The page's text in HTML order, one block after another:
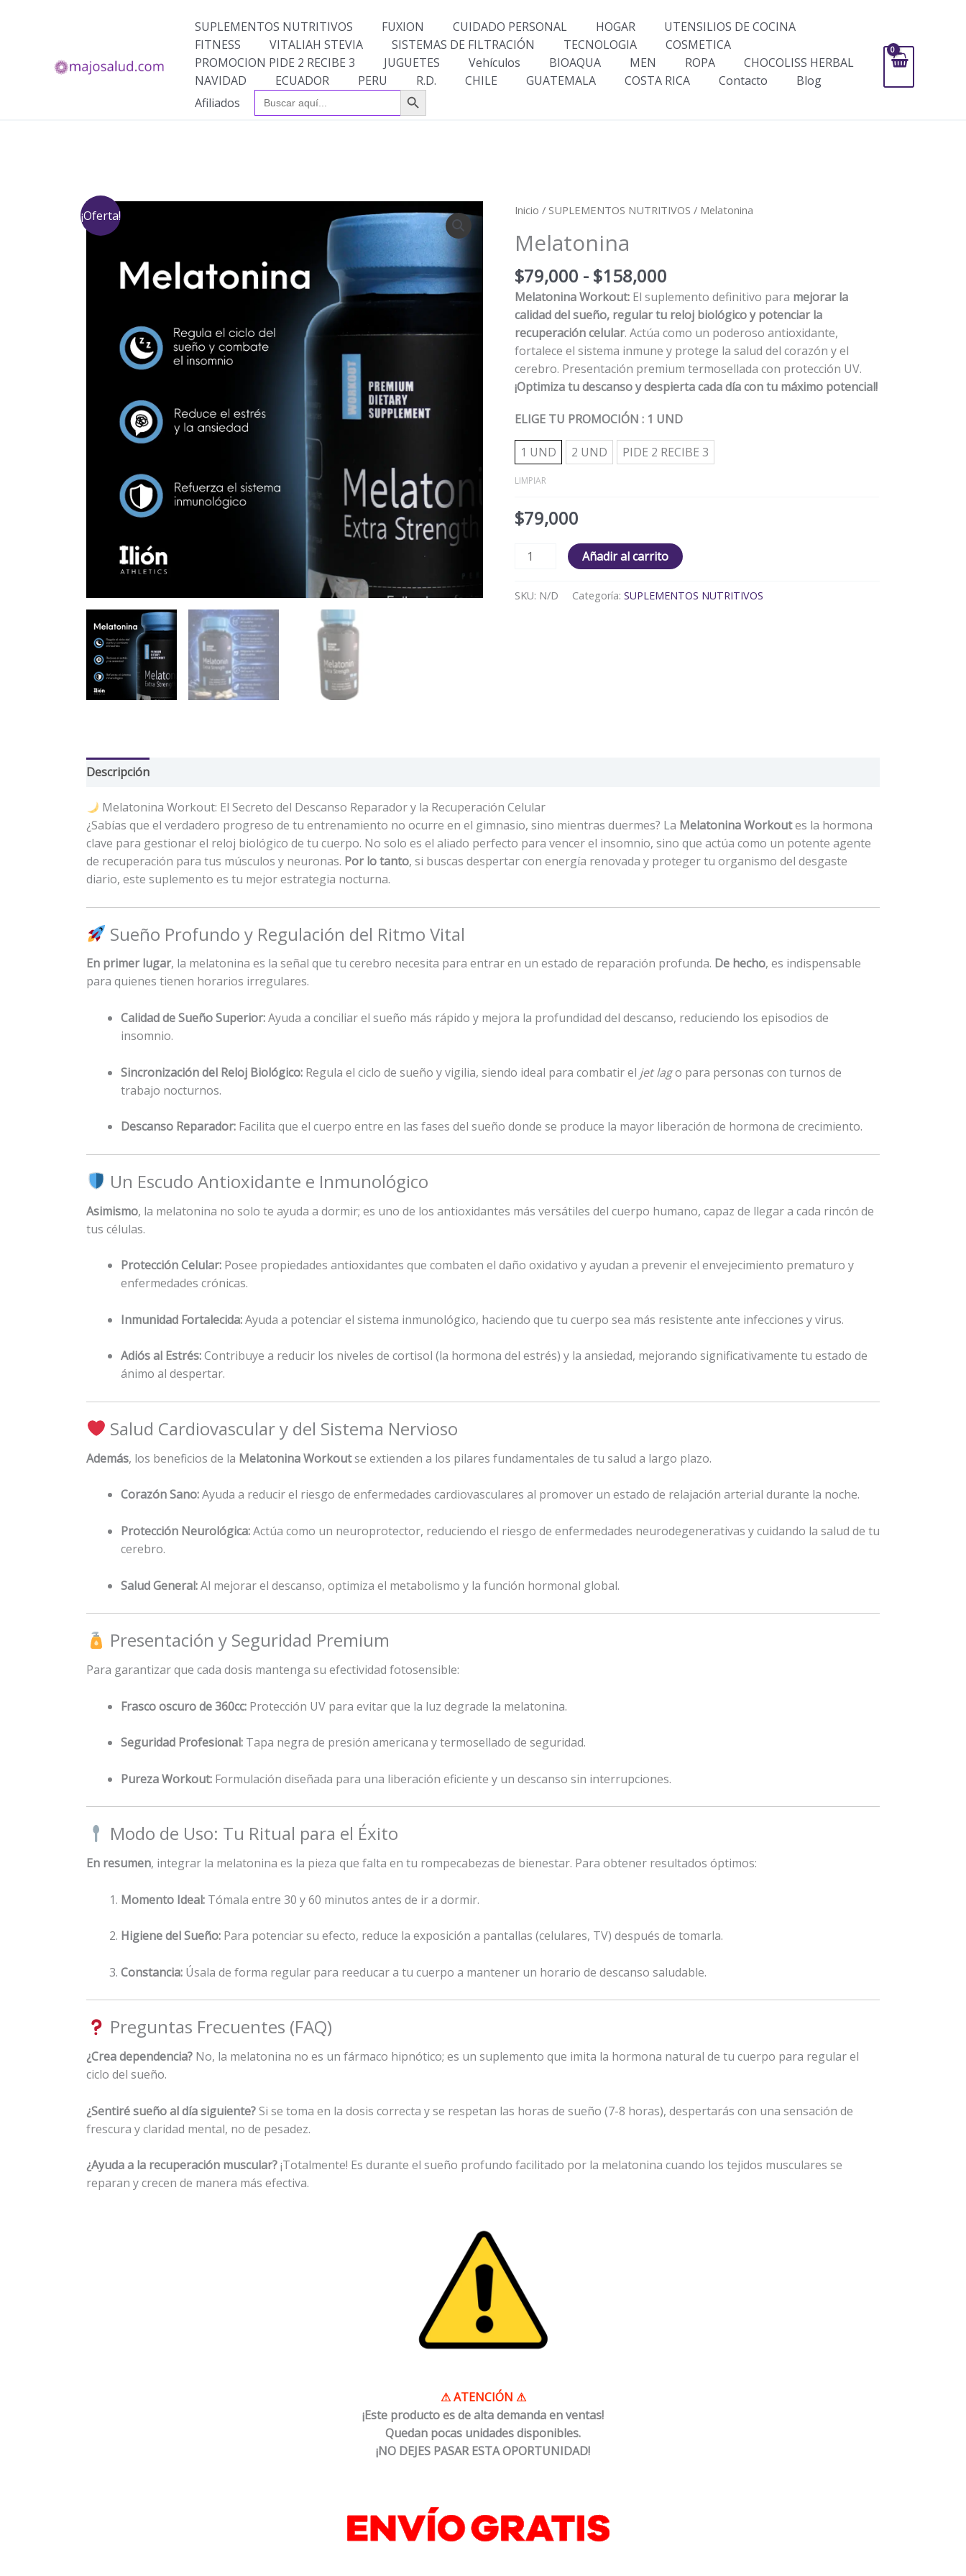
SUPLEMENTOS NUTRITIVOS FUXION CUIDADO PERSONAL HOGAR
UTENSILIOS DE COCINA
FITNESS
VITALIAH STEVIA SISTEMAS DE FILTRACIÓN TECNOLOGIA
COSMETICA
PROMOCION PIDE 2 RECIBE 3
JUGUETES Vehículos BIOAQUA MEN ROPA
CHOCOLISS HERBAL
NAVIDAD
ECUADOR PERU R.D. CHILE GUATEMALA COSTA RICA Contacto
Blog
Afiliados
Buscar: Botón de búsqueda
¡Oferta! Inicio / SUPLEMENTOS NUTRITIVOS / Melatonina
Melatonina
$79,000 - $158,000
Rango
hasta
$158,000
Melatonina Workout: El suplemento definitivo para mejorar la
calidad del sueño, regular tu reloj biológico y potenciar la
recuperación celular. Actúa como un poderoso antioxidante,
fortalece el sistema inmune y protege la salud del corazón y el
cerebro. Presentación premium termosellada con protección UV.
¡Optimiza tu descanso y despierta cada día con tu máximo potencial!
ELIGE TU PROMOCIÓN : 1 UND
1 UND 2 UND PIDE 2 RECIBE 3
LIMPIAR
$79,000
Melatonina
Añadir al carrito
SKU: N/D Categoría:SUPLEMENTOS NUTRITIVOS
Descripción
Melatonina Workout: El Secreto del Descanso Reparador y la Recuperación Celular
¿Sabías que el verdadero progreso de tu entrenamiento no ocurre en el gimnasio, sino mientras duermes? La Melatonina Workoutes la hormona
clave para gestionar el reloj biológico de tu cuerpo. No solo es el aliado perfecto para vencer el insomnio, sino que actúa como un potente agente
de recuperación para tus músculos y neuronas. Por lo tanto, si buscas despertar con energía renovada y proteger tu organismo del desgaste
diario, este suplemento es tu mejor estrategia nocturna.
Sueño Profundo y Regulación del Ritmo Vital
En primer lugar, la melatonina es la señal que tu cerebro necesita para entrar en un estado de reparación profunda. De hecho, es indispensable
para quienes tienen horarios irregulares.
Calidad de Sueño Superior:Ayuda a conciliar el sueño más rápido y mejora la profundidad del descanso, reduciendo los episodios de
insomnio.
Sincronización del Reloj Biológico: Regula el ciclo de sueño y vigilia, siendo ideal para combatir el jet lago para personas con turnos de
trabajo nocturnos.
Descanso Reparador: Facilita que el cuerpo entre en las fases del sueño donde se produce la mayor liberación de hormona de crecimiento.
Un Escudo Antioxidante e Inmunológico
Asimismo, la melatonina no solo te ayuda a dormir; es uno de los antioxidantes más versátiles del cuerpo humano, capaz de llegar a cada rincón de
tus células.
Protección Celular: Posee propiedades antioxidantes que combaten el daño oxidativo y ayudan a prevenir el envejecimiento prematuro y
enfermedades crónicas.
Inmunidad Fortalecida:Ayuda a potenciar el sistema inmunológico, haciendo que tu cuerpo sea más resistente ante infecciones y virus.
Adiós al Estrés:Contribuye a reducir los niveles de cortisol (la hormona del estrés) y la ansiedad, mejorando significativamente tu estado de
ánimo al despertar.
Salud Cardiovascular y del Sistema Nervioso
Además, los beneficios de la Melatonina Workoutse extienden a los pilares fundamentales de tu salud a largo plazo.
Corazón Sano:Ayuda a reducir el riesgo de enfermedades cardiovasculares al promover un estado de relajación arterial durante la noche.
Protección Neurológica:Actúa como un neuroprotector, reduciendo el riesgo de enfermedades neurodegenerativas y cuidando la salud de tu
cerebro.
Salud General:Al mejorar el descanso, optimiza el metabolismo y la función hormonal global.
Presentación y Seguridad Premium
Para garantizar que cada dosis mantenga su efectividad fotosensible:
Frasco oscuro de 360cc: Protección UV para evitar que la luz degrade la melatonina.
Seguridad Profesional: Tapa negra de presión americana y termosellado de seguridad.
Pureza Workout: Formulación diseñada para una liberación eficiente y un descanso sin interrupciones.
Modo de Uso: Tu Ritual para el Éxito
En resumen, integrar la melatonina es la pieza que falta en tu rompecabezas de bienestar. Para obtener resultados óptimos:
Momento Ideal: Tómala entre 30 y 60 minutos antes de ir a dormir.
Higiene del Sueño: Para potenciar su efecto, reduce la exposición a pantallas (celulares, TV) después de tomarla.
Constancia: Úsala de forma regular para reeducar a tu cuerpo a mantener un horario de descanso saludable.
Preguntas Frecuentes (FAQ)
¿Crea dependencia? No, la melatonina no es un fármaco hipnótico; es un suplemento que imita la hormona natural de tu cuerpo para regular el
ciclo del sueño.
¿Sentiré sueño al día siguiente?Si se toma en la dosis correcta y se respetan las horas de sueño (7-8 horas), despertarás con una sensación de
frescura y claridad mental, no de pesadez.
¿Ayuda a la recuperación muscular?¡Totalmente! Es durante el sueño profundo facilitado por la melatonina cuando los tejidos musculares se
reparan y crecen de manera más efectiva.
⚠ATENCIÓN ⚠
¡Este producto es de alta demanda en ventas!
Quedan pocas unidades disponibles.
¡NO DEJES PASAR ESTA OPORTUNIDAD!